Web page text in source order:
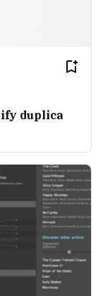
duplica